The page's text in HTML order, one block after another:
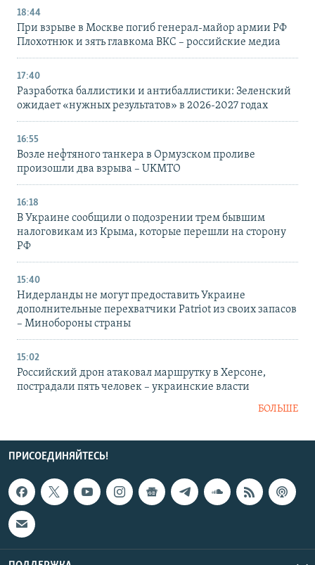
18:44
При взрыве в Москве погиб генерал-майор армии РФ
Плохотнюк и зять главкома ВКС – российские медиа
17:40
Разработка баллистики и антибаллистики: Зеленский
ожидает «нужных результатов» в 2026-2027 годах
16:55
Возле нефтяного танкера в Ормузском проливе
произошли два взрыва – UKMTO
16:18
В Украине сообщили о подозрении трем бывшим
налоговикам из Крыма, которые перешли на сторону
РФ
15:40
Нидерланды не могут предоставить Украине
дополнительные перехватчики Patriot из своих запасов
– Минобороны страны
15:02
Российский дрон атаковал маршрутку в Херсоне,
пострадали пять человек – украинские власти
БОЛЬШЕ
ПРИСОЕДИНЯЙТЕСЬ!